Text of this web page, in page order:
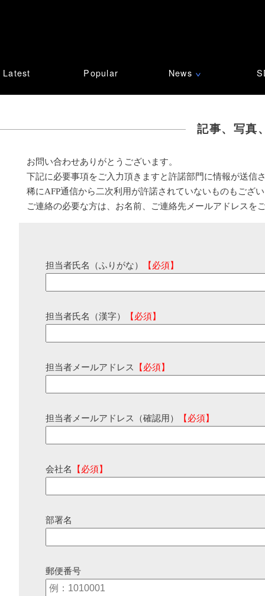
Latest Popular News ∨
記事、写真
お問い合わせありがとうございます。
下記に必要事項をご入力頂きますと許諾部門に情報が送信
稀にAFP通信から二次利用が許諾されていないものもござ
ご連絡の必要な方は、お名前、ご連絡先メールアドレスを
担当者氏名（ふりがな） 【必須】
担当者氏名（漢字） 【必須】
担当者メールアドレス 【必須】
担当者メールアドレス（確認用） 【必須】
会社名 【必須】
部署名
郵便番号